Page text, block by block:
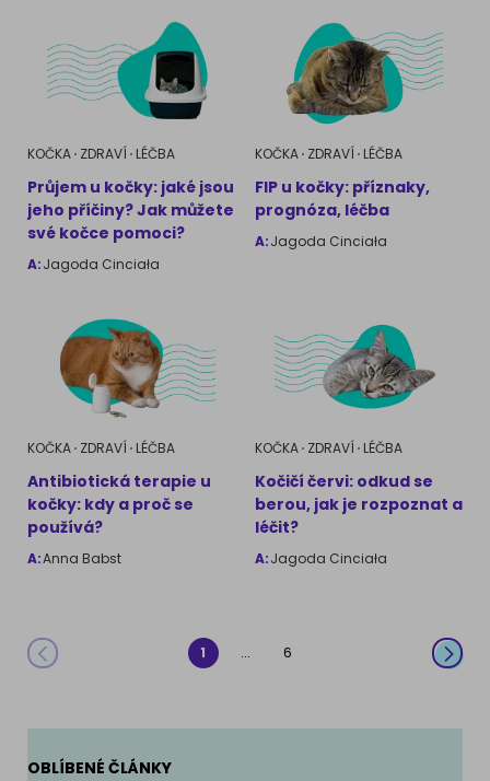
KOČKA ZDRAVÍ LÉČBA
Průjem u kočky: jaké jsou
jeho příčiny? Jak můžete
své kočce pomoci?
A:Jagoda Cinciała
KOČKA ZDRAVÍ LÉČBA
FIP u kočky: příznaky,
prognóza, léčba
A:Jagoda Cinciała
KOČKA ZDRAVÍ LÉČBA
Antibiotická terapie u
kočky: kdy a proč se
používá?
A:Anna Babst
KOČKA ZDRAVÍ LÉČBA
Kočičí červi: odkud se
berou, jak je rozpoznat a
léčit?
A:Jagoda Cinciała
1 ... 6
OBLÍBENÉ ČLÁNKY